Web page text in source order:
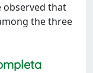
observed that
the three